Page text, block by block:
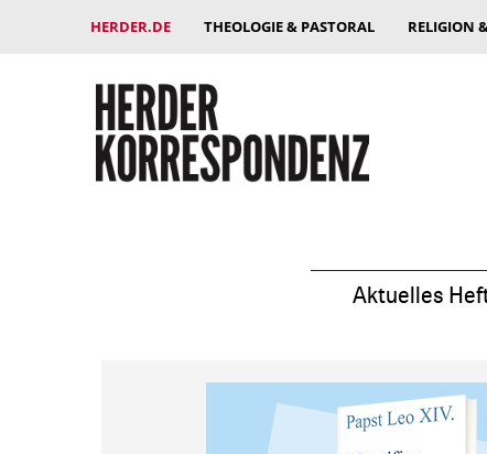
HERDER.DE THEOLOGIE & PASTORAL RELIGION
Aktuelles